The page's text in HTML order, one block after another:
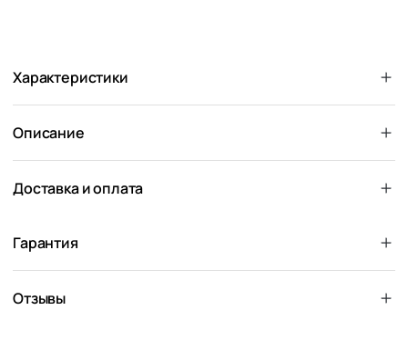
Характеристики
Описание
Доставка и оплата
Гарантия
Отзывы